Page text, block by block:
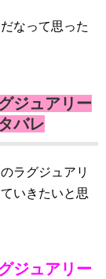
なって思った
ジュアリー
バレ
ラグジュアリ
いきたいと思
ジュアリー